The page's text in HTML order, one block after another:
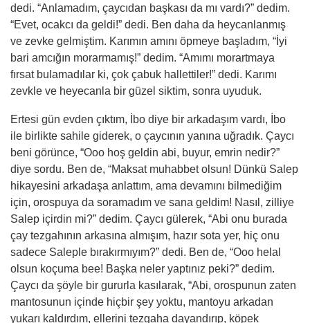
dedi. “Anlamadım, çaycıdan başkası da mı vardı?” dedim.
“Evet, ocakcı da geldi!” dedi. Ben daha da heycanlanmış
ve zevke gelmiştim. Karımın amını öpmeye başladım, “İyi
bari amcığın morarmamış!” dedim. “Amımı morartmaya
fırsat bulamadılar ki, çok çabuk hallettiler!” dedi. Karımı
zevkle ve heyecanla bir güzel siktim, sonra uyuduk.
Ertesi gün evden çıktım, İbo diye bir arkadaşım vardı, İbo
ile birlikte sahile giderek, o çaycının yanına uğradık. Çaycı
beni görünce, “Ooo hoş geldin abi, buyur, emrin nedir?”
diye sordu. Ben de, “Maksat muhabbet olsun! Dünkü Salep
hikayesini arkadaşa anlattım, ama devamını bilmediğim
için, orospuya da soramadım ve sana geldim! Nasıl, zilliye
Salep içirdin mi?” dedim. Çaycı gülerek, “Abi onu burada
çay tezgahının arkasına almışım, hazır sota yer, hiç onu
sadece Saleple bırakırmıyım?” dedi. Ben de, “Ooo helal
olsun koçuma bee! Başka neler yaptınız peki?” dedim.
Çaycı da şöyle bir gururla kasılarak, “Abi, orospunun zaten
mantosunun içinde hiçbir şey yoktu, mantoyu arkadan
yukarı kaldırdım, ellerini tezgaha dayandırıp, köpek